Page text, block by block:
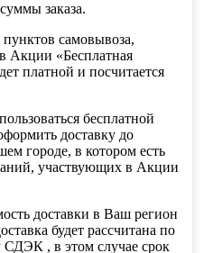
заказа.
самовывоза,
Акции «Бесплатная
платной и посчитается
бесплатной
доставку до
городе, в котором есть
участвующих в Акции
доставки в Ваш регион
будет рассчитана по
, в этом случае срок